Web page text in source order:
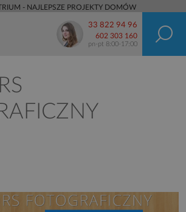
- NAJLEPSZE PROJEKTY DOMÓW
33 822 94 96
602 303 160
pn-pt 8:00-17:00